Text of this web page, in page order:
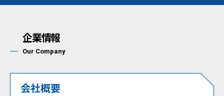
企業情報
Our Company
会社概要